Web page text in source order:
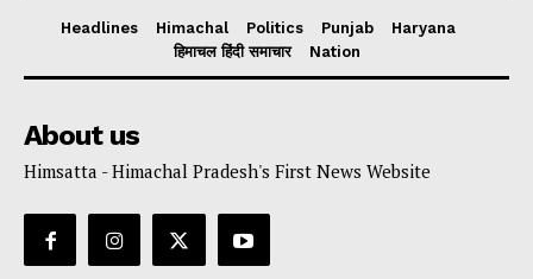
Headlines Himachal Politics Punjab
Haryana
हिमाचल हिंदी समाचार
Nation
About us
Himsatta - Himachal Pradesh's First News Website